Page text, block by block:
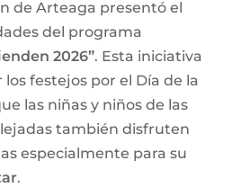
de Arteaga presentó el
del programa
2026”. Esta iniciativa
festejos por el Día de la
las niñas y niños de las
también disfruten
especialmente para su
.